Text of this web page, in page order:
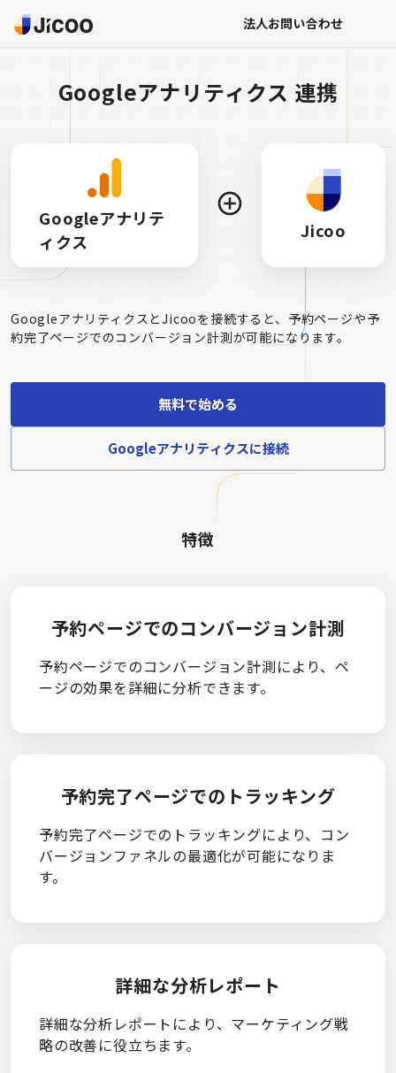
法人お問い合わせ
Googleアナリティクス 連携
Googleアナリテ
ィクス
Jicoo
GoogleアナリティクスとJicooを接続すると、予約ページや予
約完了ページでのコンバージョン計測が可能になります。
無料で始める
Googleアナリティクスに接続
特徴
予約ページでのコンバージョン計測
予約ページでのコンバージョン計測により、ペ
ージの効果を詳細に分析できます。
予約完了ページでのトラッキング
予約完了ページでのトラッキングにより、コン
バージョンファネルの最適化が可能になりま
す。
詳細な分析レポート
詳細な分析レポートにより、マーケティング戦
略の改善に役立ちます。